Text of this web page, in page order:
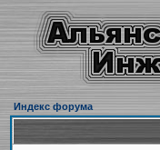
Индекс форума